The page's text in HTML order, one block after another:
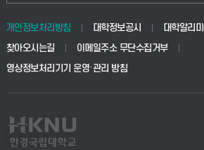
개인정보처리방침 대학정보공시 대학알리미
찾아오시는길
이메일주소 무단수집거부
영상정보처리기기 운영·관리 방침